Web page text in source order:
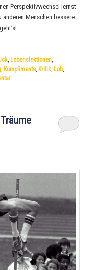
Perspektivwechsel lernst
Menschen bessere
Lebenslektionen
Komplimente, Kritik Lob,